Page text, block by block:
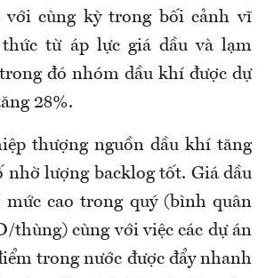
với cùng kỳ trong bối cảnh vĩ
từ áp lực giá dầu và lạm
đó nhóm dầu khí được dự
28%.
thượng nguồn dầu khí tăng
nhờ lượng backlog tốt. Giá dầu
cao trong quý (bình quân
thùng) cùng với việc các dự án
trong nước được đẩy nhanh